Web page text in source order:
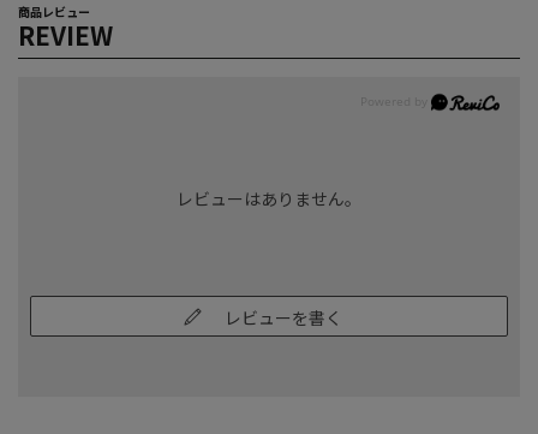
商品レビュー
REVIEW
レビューはありません。
レビューを書く